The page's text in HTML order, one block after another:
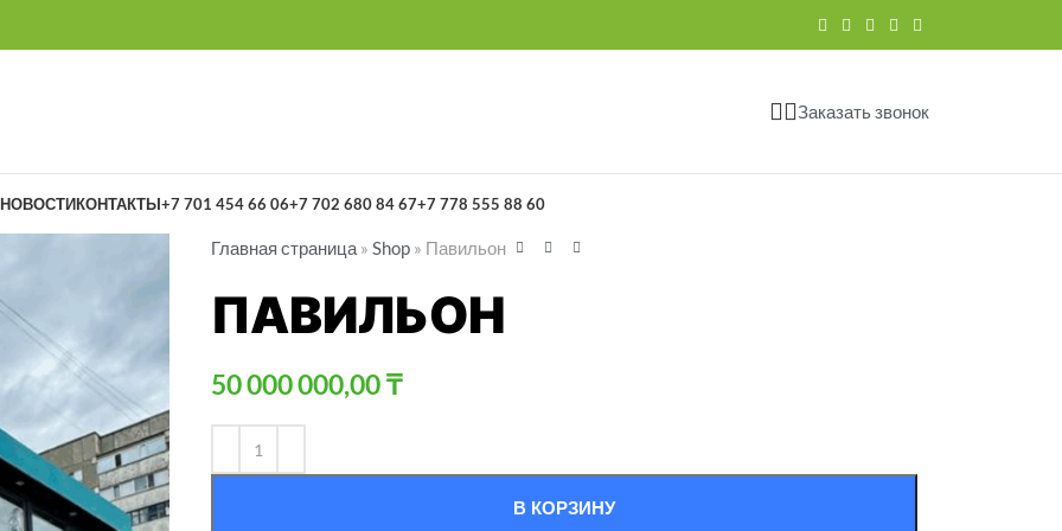
Заказать звонок
НОВОСТИКОНТАКТЫ+7 701 454 66 06+7 702 680 84 67+7 778 555 88 60
Главная страница» Shop» Павильон
ПАВИЛЬОН
50 000 000,00₸
В КОРЗИНУ